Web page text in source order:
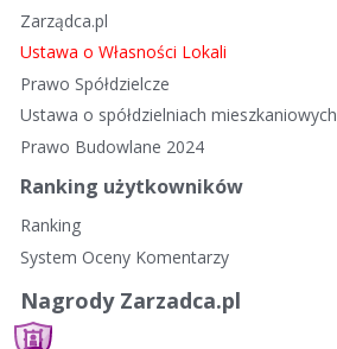
Zarządca.pl
Ustawa o Własności Lokali
Prawo Spółdzielcze
Ustawa o spółdzielniach mieszkaniowych
Prawo Budowlane 2024
Ranking użytkowników
Ranking
System Oceny Komentarzy
Nagrody Zarzadca.pl